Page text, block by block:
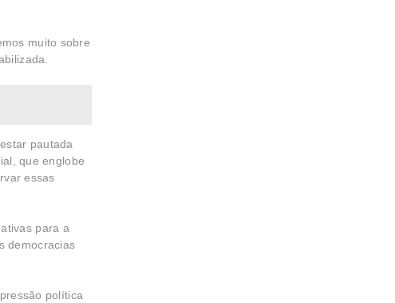
muito sobre
pautada
que englobe
essas
para a
democracias
política